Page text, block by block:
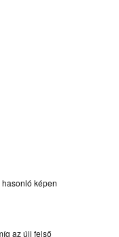
képen
az újj felső